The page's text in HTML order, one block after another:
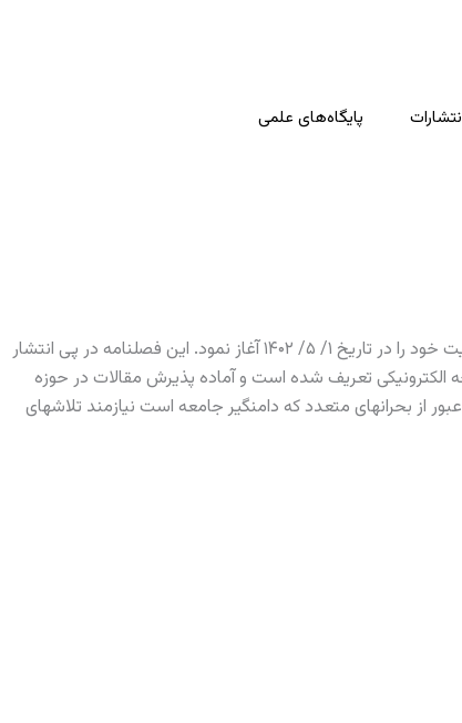
پایگاه‌های علمی
؛ متعلق به دانشکده فقه و حقوق با هدف توسعه دانش حقوقی به معنای عام آن فعالیت خود را در تاریخ ۱/ ۵/ ۱۴۰۲ آغاز نمود. این فصلنامه در پی انتشار
الکترونیکی تعریف شده است و آماده پذیرش مقالات در حوزه
بحرانهای متعدد که دامنگیر جامعه است نیازمند تلاشهای